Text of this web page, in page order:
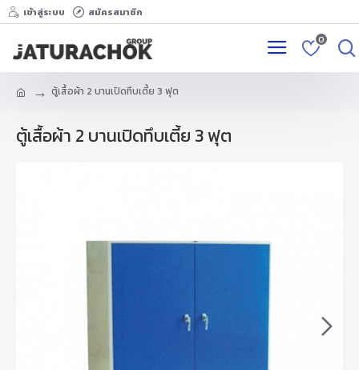
เข้าสู่ระบบ สมัครสมาชิก
0
ตู้เสื้อผ้า 2 บานเปิดทึบเตี้ย 3 ฟุต
ตู้เสื้อผ้า 2 บานเปิดทึบเตี้ย 3 ฟุต